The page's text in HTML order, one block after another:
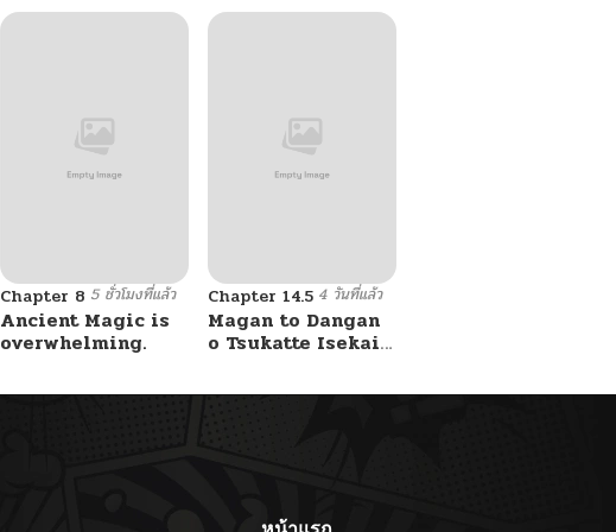
Chapter 8 5 ชั่วโมงที่แล้ว
Ancient Magic is
overwhelming.
Chapter 14.5 4 วันที่แล้ว
Magan to Dangan
o Tsukatte Isekai